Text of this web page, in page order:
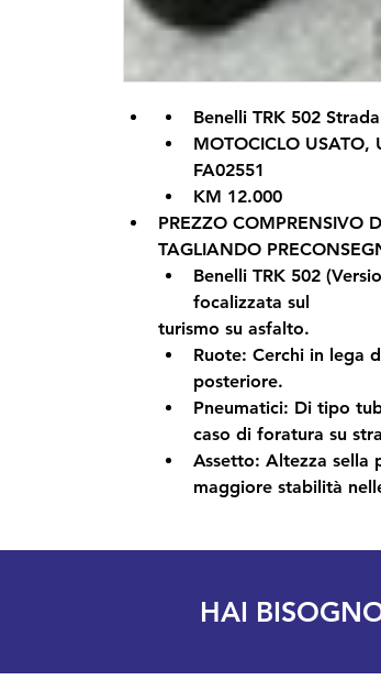
Benelli TRK 502
MOTOCICLO USATO,
FA02551
KM 12.000
PREZZO COMPRENSIVO
Benelli TRK 502
focalizzata sul
turismo su asfalto
Ruote: Cerchi in lega
posteriore.
Pneumatici: Di tipo
caso di foratura su
Assetto: Altezza sella
maggiore stabilità
HAI